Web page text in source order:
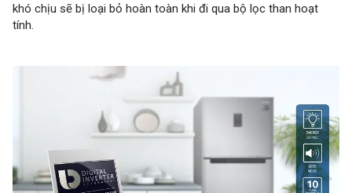
khó chịu sẽ bị loại bỏ hoàn toàn khi đi qua bộ lọc than hoạt
tính.